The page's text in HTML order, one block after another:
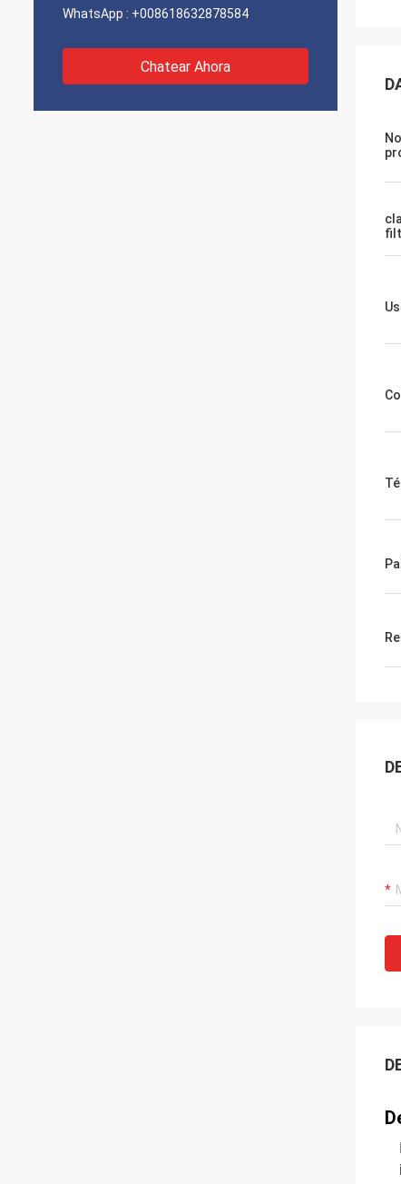
WhatsApp : +008618632878584
Chatear Ahora